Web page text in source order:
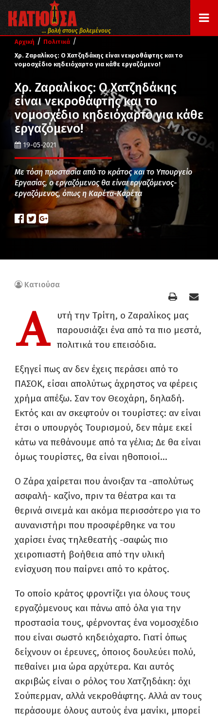
... βολή στους βολεμένους
Αρχική / Πολιτικά /
Χρ. Ζαραλίκος: Ο Χατζηδάκης είναι νεκροθάφτης και το
νομοσχέδιο κηδειόχαρτο για κάθε εργαζόμενο!
Χρ. Ζαραλίκος: Ο Χατζηδάκης
είναι νεκροθάφτης και το
νομοσχέδιο κηδειόχαρτο για κάθε
εργαζόμενο!
19-05-2021
Με τόση προστασία από το κράτος και το Υπουργείο
Εργασίας, ο εργαζόμενος θα είναι εργαζόμενος-
εργαζόμενος, όπως η Καρέτα-Καρέτα
Κατιούσα
Α
υτή την Τρίτη, ο Ζαραλίκος μας
παρουσιάζει ένα από τα πιο μεστά,
πολιτικά του επεισόδια.
Εξηγεί πως αν δεν έχεις περάσει από το
ΠΑΣΟΚ, είσαι απολύτως άχρηστος να φέρεις
χρήμα απέξω. Σαν τον Θεοχάρη, δηλαδή.
Εκτός και αν σκεφτούν οι τουρίστες: αν είναι
έτσι ο υπουργός Τουρισμού, δεν πάμε εκεί
κάτω να πεθάνουμε από τα γέλια; Δε θα είναι
όμως τουρίστες, θα είναι ηθοποιοί…
Ο Ζάρα χαίρεται που άνοιξαν τα -απολύτως
ασφαλή- καζίνο, πριν τα θέατρα και τα
θερινά σινεμά και ακόμα περισσότερο για το
αυνανιστήρι που προσφέρθηκε να του
χαρίσει ένας τηλεθεατής -σαφώς πιο
χειροπιαστή βοήθεια από την υλική
ενίσχυση που παίρνει από το κράτος.
Το οποίο κράτος φροντίζει για όλους τους
εργαζόμενους και πάνω από όλα για την
προστασία τους, φέρνοντας ένα νομοσχέδιο
που είναι σωστό κηδειόχαρτο. Γιατί όπως
δείχνουν οι έρευνες, όποιος δουλεύει πολύ,
πεθαίνει μια ώρα αρχύτερα. Και αυτός
ακριβώς είναι ο ρόλος του Χατζηδάκη: όχι
Σούπερμαν, αλλά νεκροθάφτης. Αλλά αν τους
περάσουμε όλους αυτούς ένα μανίκι, μπορεί